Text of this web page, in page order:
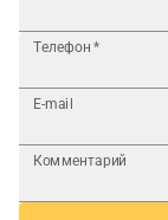
Телефон *
E-mail
Комментарий